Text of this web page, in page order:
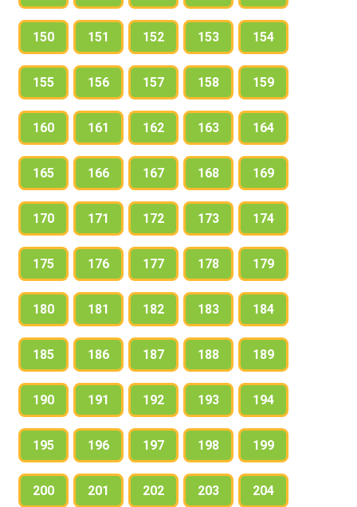
150 151 152 153 154
155 156 157 158 159
160 161 162 163 164
165 166 167 168 169
170 171 172 173 174
175 176 177 178 179
180 181 182 183 184
185 186 187 188 189
190 191 192 193 194
195 196 197 198 199
200 201 202 203 204